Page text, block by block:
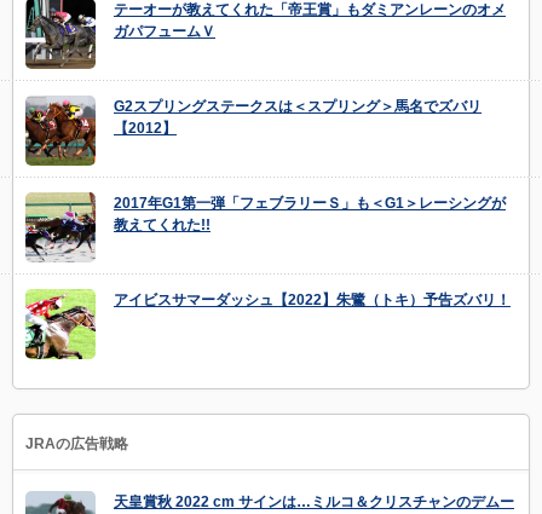
テーオーが教えてくれた「帝王賞」もダミアンレーンのオメ
ガパフュームＶ
G2スプリングステークスは＜スプリング＞馬名でズバリ
【2012】
2017年G1第一弾「フェブラリーＳ」も＜G1＞レーシングが
教えてくれた!!
アイビスサマーダッシュ【2022】朱鷺（トキ）予告ズバリ！
JRAの広告戦略
天皇賞秋 2022 cm サインは…ミルコ＆クリスチャンのデムー